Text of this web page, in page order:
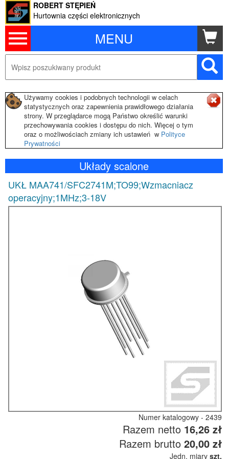
MENU
ROBERT STĘPIEŃ
Hurtownia części elektronicznych
Używamy cookies i podobnych technologii w celach
statystycznych oraz zapewnienia prawidłowego działania
strony. W przeglądarce mogą Państwo określić warunki
przechowywania cookies i dostępu do nich. Więcej o tym
oraz o możliwościach zmiany ich ustawień w Polityce
Prywatności
Układy scalone
UKŁ MAA741/SFC2741M;TO99;Wzmacniacz
operacyjny;1MHz;3-18V
Numer katalogowy - 2439
Razem netto 16,26 zł
Razem brutto 20,00 zł
Jedn. miary szt.